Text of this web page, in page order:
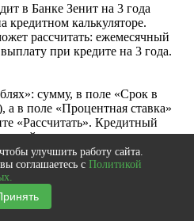
в Банке Зенит на 3 года
кредитном калькуляторе.
рассчитать: ежемесячный
при кредите на 3 года.
сумму, в поле «Срок в
а в поле «Процентная ставка»
«Рассчитать». Кредитный
платеж, переплату и
Зенит
улучшить работу сайта.
соглашаетесь с Политикой